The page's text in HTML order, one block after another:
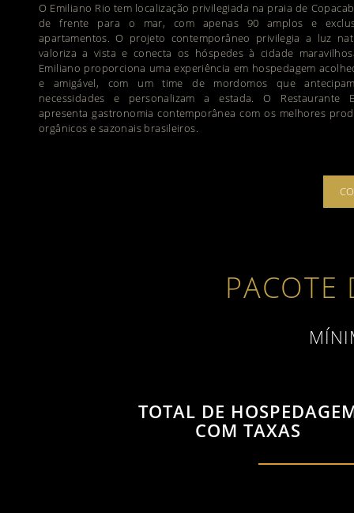
O Emiliano Rio tem localização privilegiada na praia de
de frente para o mar, com apenas 90 amplos e
apartamentos. O projeto contemporâneo privilegia a luz
valoriza a vista e conecta os hóspedes à cidade
Emiliano proporciona uma experiência em hospedagem
e amigável, com um time de mordomos que
necessidades e personalizam a estada. O Restaurante
apresenta gastronomia contemporânea com os melhores
orgânicos e sazonais brasileiros.
PACOTE
TOTAL DE
COM TAXAS